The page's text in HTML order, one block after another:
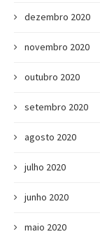
dezembro 2020
novembro 2020
outubro 2020
setembro 2020
agosto 2020
julho 2020
junho 2020
maio 2020